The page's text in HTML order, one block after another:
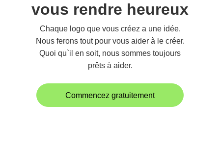
vous rendre heureux
Chaque logo que vous créez a une idée.
Nous ferons tout pour vous aider à le créer.
Quoi qu`il en soit, nous sommes toujours
prêts à aider.
Commencez gratuitement